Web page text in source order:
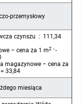
lub planów
odprowadzania
przemysłowy
czynszu : 111,34
– cena za 1 m2 --
magazynowe – cena za
= 33,84
miesiąca